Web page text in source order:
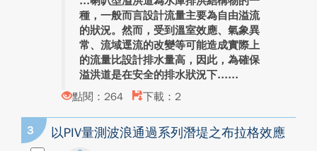
種，一般而言設計流量主要為自由溢流
的狀況。然而，受到溫室效應、氣象異
常、流域逕流的改變等可能造成實際上
的流量比設計排水量高，因此，為確保
溢洪道是在安全的排水狀況下...
點閱：264
下載：2
3 以PIV量測波浪通過系列潛堤之布拉格效應